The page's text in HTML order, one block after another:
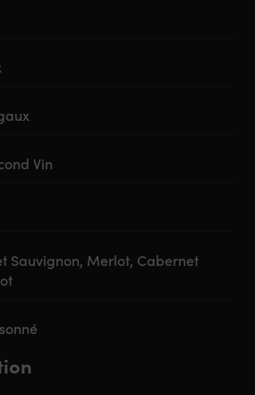
Vin
Sauvignon, Merlot, Cabernet